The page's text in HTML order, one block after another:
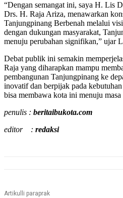
“Dengan semangat ini, saya H. Lis
Drs. H. Raja Ariza, menawarkan
Tanjungpinang Berbenah melalui
dengan dukungan masyarakat,
menuju perubahan signifikan,” ujar
Debat publik ini semakin
Raja yang diharapkan mampu
pembangunan Tanjungpinang ke
inovatif dan berpijak pada
bisa membawa kota ini menuju
penulis : beritaibukota.com
editor : redaksi
Artikulli paraprak